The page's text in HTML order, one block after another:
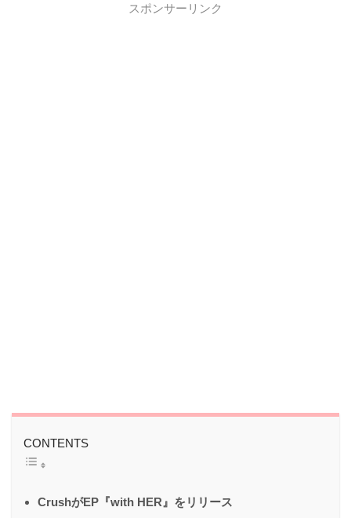
スポンサーリンク
CONTENTS
CrushがEP『with HER』をリリース